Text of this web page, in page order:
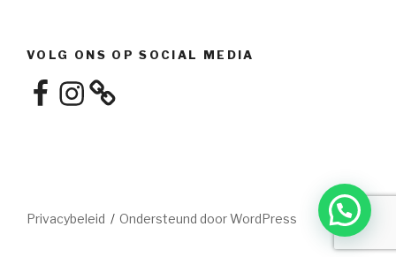
VOLG ONS OP SOCIAL MEDIA
FacebookInstagram
Privacybeleid Ondersteund door WordPress